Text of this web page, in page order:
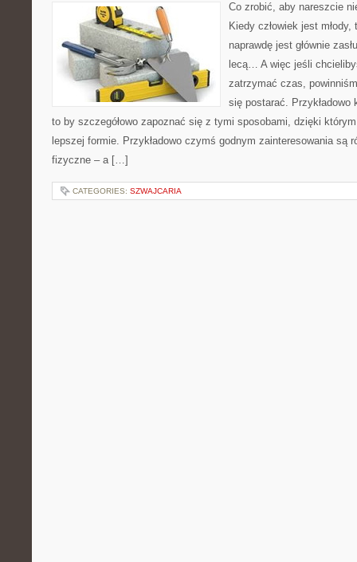
Co zrobić, aby nareszcie
Kiedy człowiek jest
naprawdę jest głównie
lecą… A więc jeśli
zatrzymać czas,
się postarać.
to by szczegółowo zapoznać się z tymi sposobami, dzięki
lepszej formie. Przykładowo czymś godnym zainteresowania są
fizyczne – a […]
CATEGORIES: SZWAJCARIA